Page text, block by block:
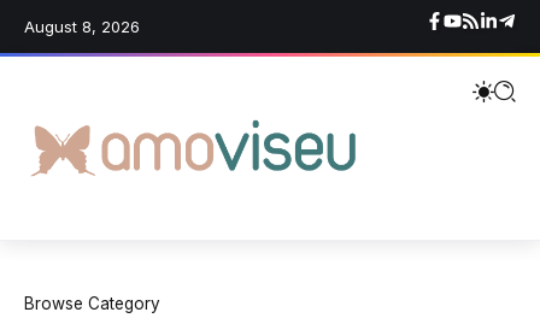
August 8, 2026
Browse Category